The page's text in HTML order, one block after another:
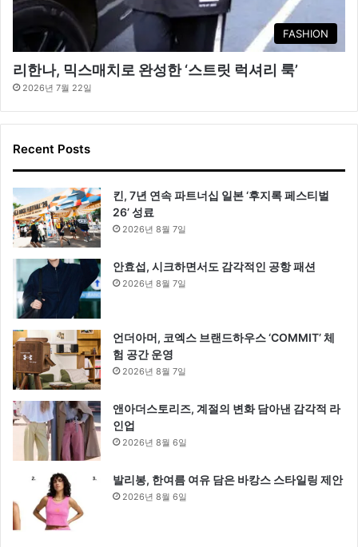
FASHION
리한나, 믹스매치로 완성한 ‘스트릿 럭셔리 룩’
2026년 7월 22일
Recent Posts
킨, 7년 연속 파트너십 일본 ‘후지록 페스티벌
26’ 성료
2026년 8월 7일
안효섭, 시크하면서도 감각적인 공항 패션
2026년 8월 7일
언더아머, 코엑스 브랜드하우스 ‘COMMIT’ 체
험 공간 운영
2026년 8월 7일
앤아더스토리즈, 계절의 변화 담아낸 감각적 라
인업
2026년 8월 6일
발리봉, 한여름 여유 담은 바캉스 스타일링 제안
2026년 8월 6일